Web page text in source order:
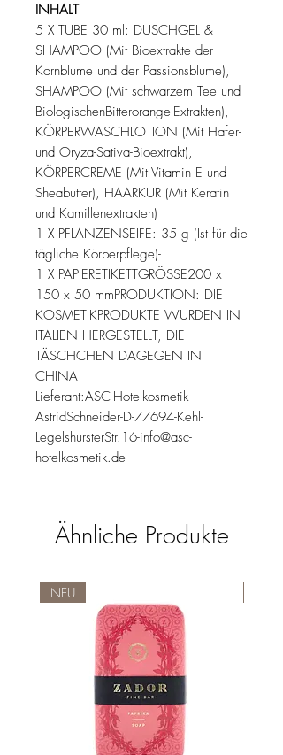
INHALT
5 X TUBE 30 ml: DUSCHGEL &
SHAMPOO (Mit Bioextrakte der
Kornblume und der Passionsblume),
SHAMPOO (Mit schwarzem Tee und
BiologischenBitterorange-Extrakten),
KÖRPERWASCHLOTION (Mit Hafer-
und Oryza-Sativa-Bioextrakt),
KÖRPERCREME (Mit Vitamin E und
Sheabutter), HAARKUR (Mit Keratin
und Kamillenextrakten)
1 X PFLANZENSEIFE: 35 g (Ist für die
tägliche Körperpflege)-
1 X PAPIERETIKETTGRÖSSE200 x
150 x 50 mmPRODUKTION: DIE
KOSMETIKPRODUKTE WURDEN IN
ITALIEN HERGESTELLT, DIE
TÄSCHCHEN DAGEGEN IN
CHINA
Lieferant:ASC-Hotelkosmetik-
AstridSchneider-D-77694-Kehl-
LegelshursterStr.16-info@asc-
hotelkosmetik.de
Ähnliche Produkte
NEU